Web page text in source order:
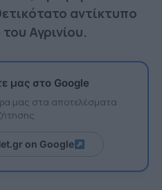
αντίκτυπο
Αγρινίου.
μας στο Google
μας στα αποτελέσματα
on Google